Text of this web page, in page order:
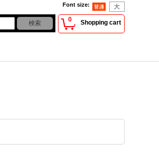
Font size:
0 Shopping cart